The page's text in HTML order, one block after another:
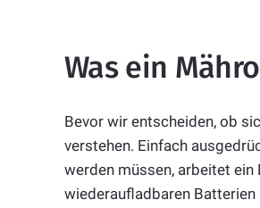
Was ein
Bevor wir entscheiden, ob
verstehen. Einfach
werden müssen, arbeitet
wiederaufladbaren